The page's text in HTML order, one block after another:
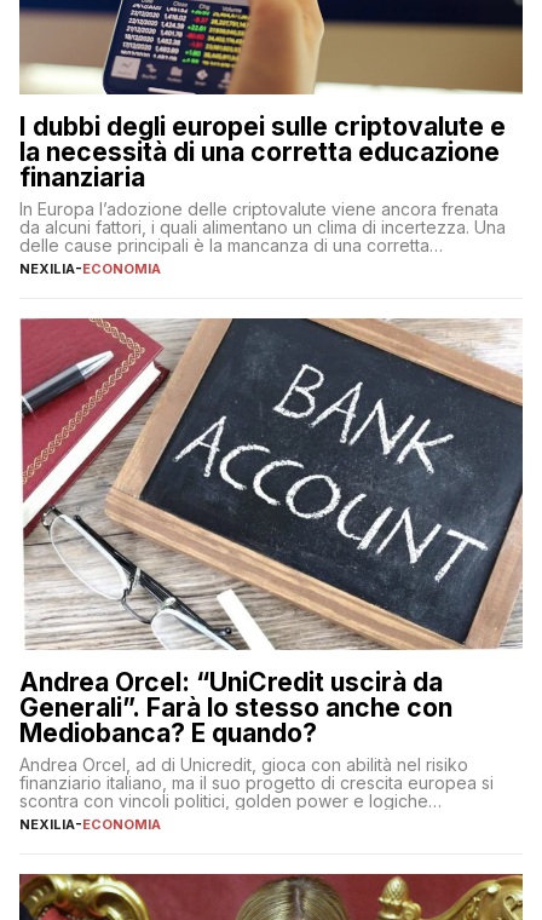
I dubbi degli europei sulle criptovalute e
la necessità di una corretta educazione
finanziaria
In Europa l’adozione delle criptovalute viene ancora frenata
da alcuni fattori, i quali alimentano un clima di incertezza. Una
delle cause principali è la mancanza di una corretta
educazione finanziaria, che impedisce ad una larga parte della
sulle criptovalute: […]
NEXILIA-ECONOMIA
Andrea Orcel: “UniCredit uscirà da
Generali”. Farà lo stesso anche con
Mediobanca? E quando?
Andrea Orcel, ad di Unicredit, gioca con abilità nel risiko
finanziario italiano, ma il suo progetto di crescita europea si
scontra con vincoli politici, golden power e logiche
protezionistiche. Orcel e la mossa su Generali Andrea Orcel,
NEXILIA-ECONOMIA